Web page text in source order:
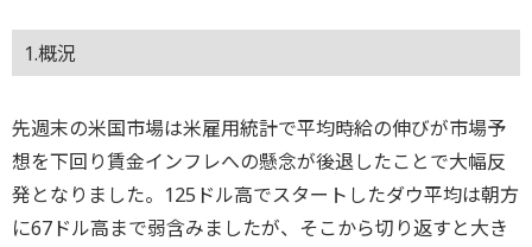
1.概況
先週末の米国市場は米雇用統計で平均時給の伸びが市場予
想を下回り賃金インフレへの懸念が後退したことで大幅反
発となりました。125ドル高でスタートしたダウ平均は朝方
に67ドル高まで弱含みましたが、そこから切り返すと大き